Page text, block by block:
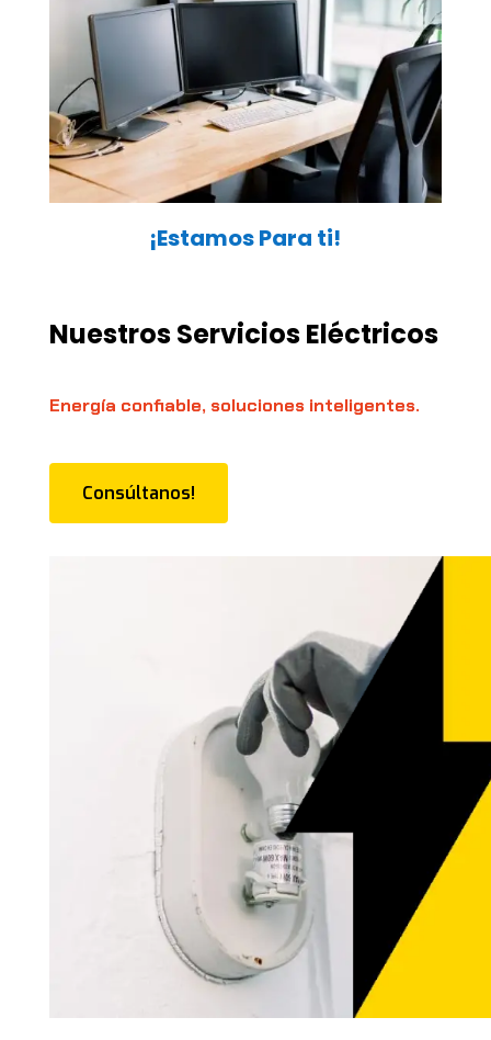
¡Estamos Para ti!
Nuestros Servicios Eléctricos
Energía confiable, soluciones inteligentes.
Consúltanos!